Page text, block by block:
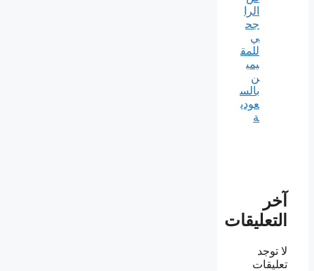
الرا
جح
ي
للمق
يمي
ن
بالس
عودي
ة
آخر
التعليقات
لا توجد
تعليقات